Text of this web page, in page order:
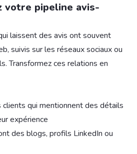
votre pipeline avis-
laissent des avis ont souvent
suivis sur les réseaux sociaux ou
Transformez ces relations en
clients qui mentionnent des détails
expérience
des blogs, profils LinkedIn ou